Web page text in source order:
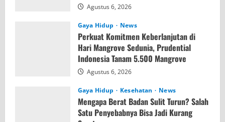
Agustus 6, 2026
Gaya Hidup News
Perkuat Komitmen Keberlanjutan di
Hari Mangrove Sedunia, Prudential
Indonesia Tanam 5.500 Mangrove
Agustus 6, 2026
Gaya Hidup Kesehatan News
Mengapa Berat Badan Sulit Turun? Salah
Satu Penyebabnya Bisa Jadi Kurang